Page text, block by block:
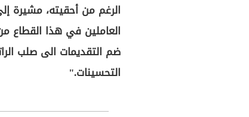
الرغم من أحقيته، مشيرة
العاملين في هذا القطاع
ضم التقديمات الى صلب
التحسينات."